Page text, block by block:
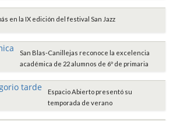
en la IX edición del festival San Jazz
San Blas-Canillejas reconoce la excelencia
académica de 22 alumnos de 6º de primaria
Espacio Abierto presentó su
temporada de verano